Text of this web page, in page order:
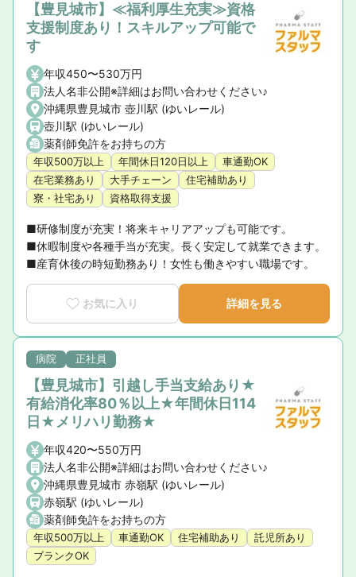
【豊見城市】≪福利厚生充実≫資格
支援制度あり！スキルアップ可能で
す
年収450〜530万円
法人名非公開※詳細はお問い合わせください♪
沖縄県豊見城市 壺川駅 (ゆいレール)
壺川駅 (ゆいレール)
薬剤師免許をお持ちの方
年収500万以上 年間休日120日以上
車通勤OK
在宅業務あり
大手チェーン
住宅補助あり
寮・社宅あり
資格取得支援
■研修制度が充実！将来キャリアアップも可能です。
■休暇制度や各種手当が充実。長く安定して就業できます。
■産育休後の時短勤務あり！女性も働きやすい職場です。
お気に入り 詳細を見る
病院 正社員
【豊見城市】引越し手当支給あり★
有給消化率80％以上★年間休日114
日★メリハリ勤務★
年収420〜550万円
法人名非公開※詳細はお問い合わせください♪
沖縄県豊見城市 赤嶺駅 (ゆいレール)
赤嶺駅 (ゆいレール)
薬剤師免許をお持ちの方
年収500万以上 車通勤OK 住宅補助あり
託児所あり
ブランクOK